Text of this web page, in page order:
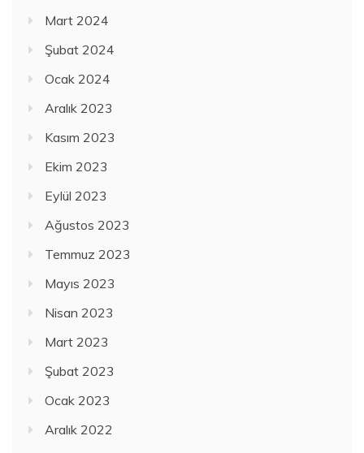
Mart 2024
Şubat 2024
Ocak 2024
Aralık 2023
Kasım 2023
Ekim 2023
Eylül 2023
Ağustos 2023
Temmuz 2023
Mayıs 2023
Nisan 2023
Mart 2023
Şubat 2023
Ocak 2023
Aralık 2022